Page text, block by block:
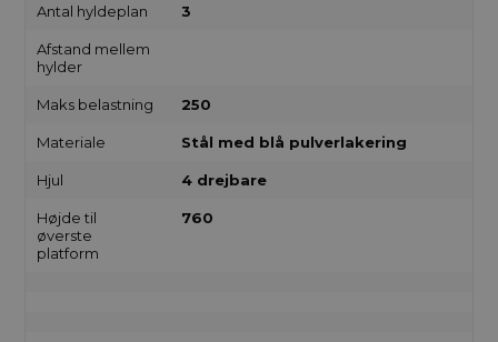
Antal hyldeplan 3
Afstand mellem
hylder
Maks belastning 250
Materiale Stål med blå pulverlakering
Hjul 4 drejbare
Højde til
øverste
platform
760